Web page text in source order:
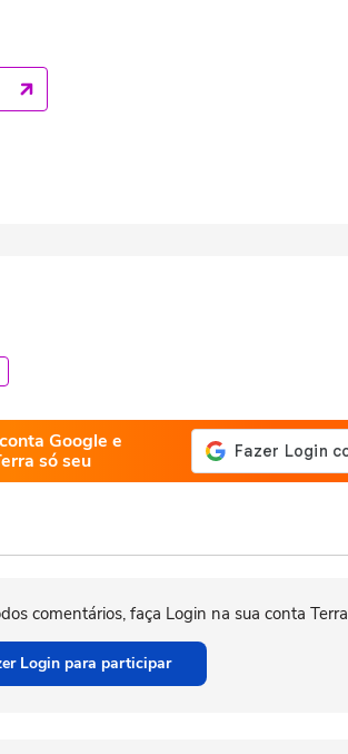
Google e
só seu
comentários, faça Login na sua conta Terra
Login para participar